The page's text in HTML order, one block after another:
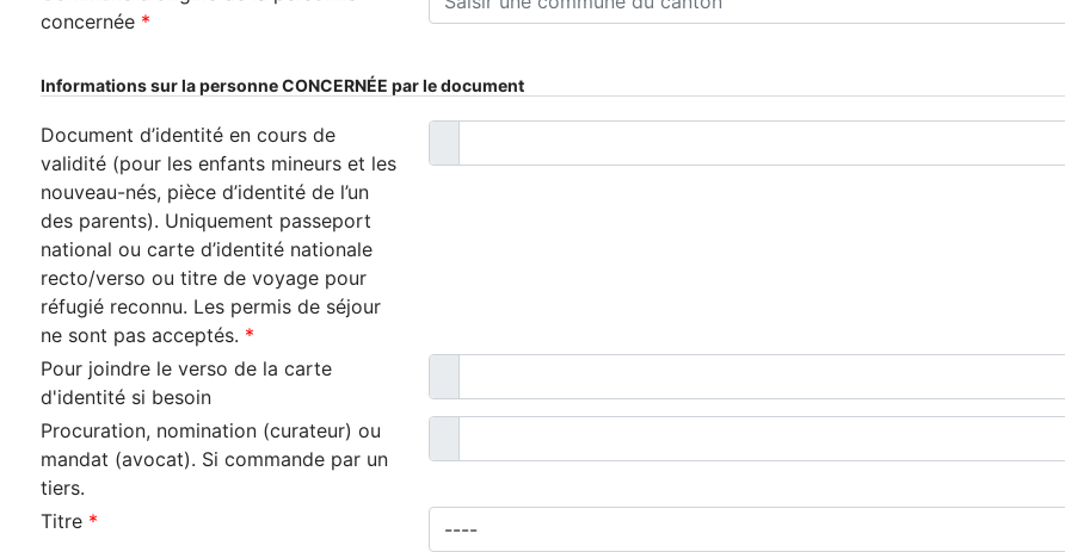
concernée *
Informations sur la personne CONCERNÉE par le document
Document d’identité en cours de
validité (pour les enfants mineurs et les
nouveau-nés, pièce d’identité de l’un
des parents). Uniquement passeport
national ou carte d’identité nationale
recto/verso ou titre de voyage pour
réfugié reconnu. Les permis de séjour
ne sont pas acceptés. *
Pour joindre le verso de la carte
d'identité si besoin
Procuration, nomination (curateur) ou
mandat (avocat). Si commande par un
tiers.
Titre *